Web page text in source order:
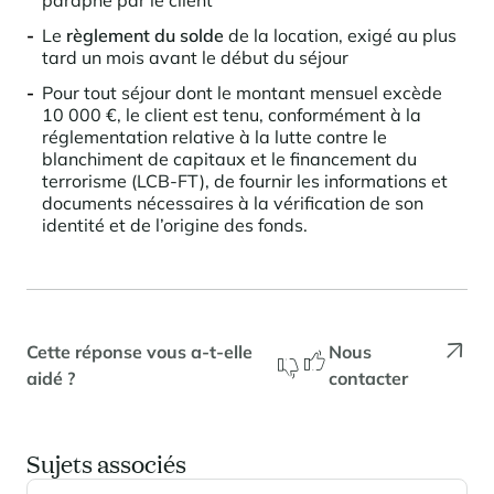
Résidences
Collections
Voir tous nos séjours
SERVICES
Louer mon bien
Besoin d'inspiration ?
En savoir plus
Découvrir La Rosière
Un cadre ensoleillé où nature et douceur de vivre se
rencontrent
Un cadre ensoleillé où nature et douceur de vivre se
En savoir plus
Panorama 2026
Etude annuelle de l'immobilier de montagne par Cimalpes
Courchevel Le Praz
Courchevel Moriond
Courchevel Village
Crest-Voland
La Rosière
Les Saisies
Méribel
Méribel Village
Saint-Gervais Mont-Blanc
SERVICES
Propriétaires
Expertise marché
Questions fréquentes
Résidence exclusive à Val d'Isère
Gérer mon bien
Nos honoraires
Questions fréquentes
Estimez votre bien sans engagements avec nos outils
NOS DERNIERS ARTICLES
Conseils immobiliers
Face à un parc vieillissant et à une construction neuve ralentie, la
rénovation et la réhabilitation deviennent une stratégie gagnante
Le règlement du solde de la location, exigé au plus
tard un mois avant le début du séjour
Pour tout séjour dont le montant mensuel excède
10 000 €, le client est tenu, conformément à la
réglementation relative à la lutte contre le
blanchiment de capitaux et le financement du
terrorisme (LCB-FT), de fournir les informations et
documents nécessaires à la vérification de son
identité et de l’origine des fonds.
Cette réponse vous a-t-elle
aidé ?
Nous
contacter
Sujets associés